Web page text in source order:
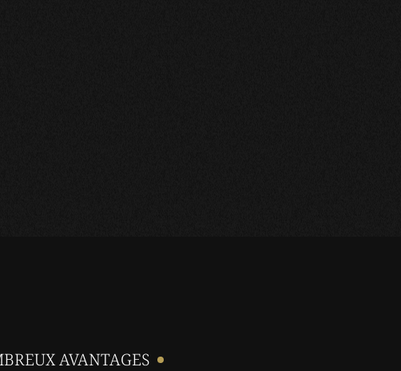
AVANTAGES